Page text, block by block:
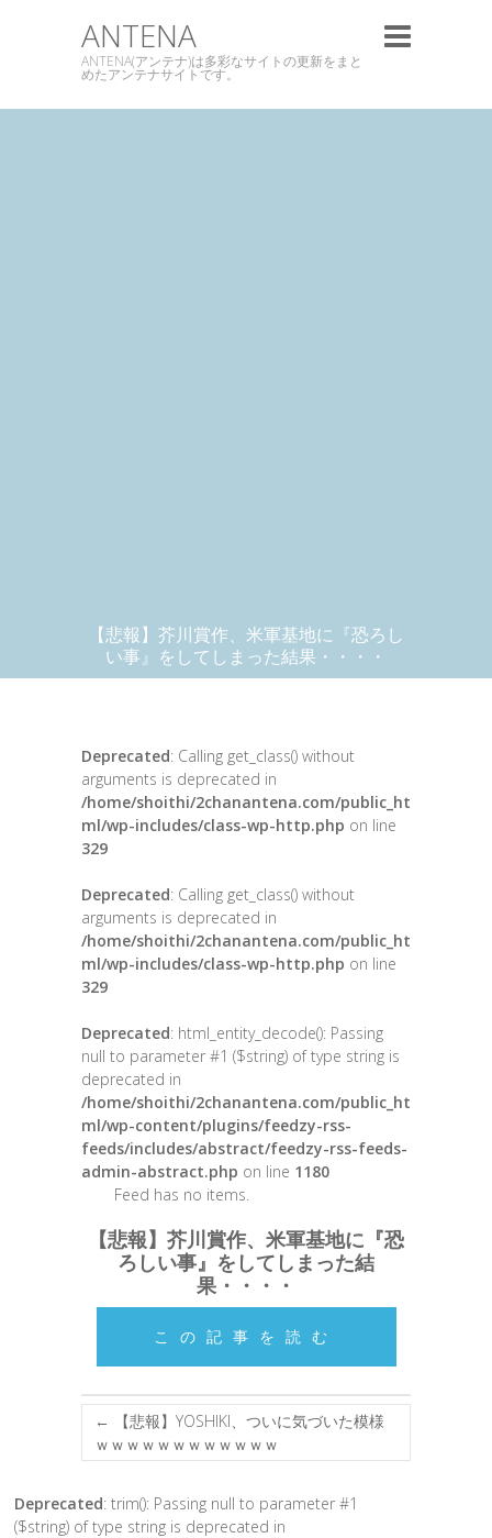
ANTENA
ANTENA(アンテナ)は多彩なサイトの更新をまと
めたアンテナサイトです。
【悲報】芥川賞作、米軍基地に『恐ろし
い事』をしてしまった結果・・・・
Deprecated: Calling get_class() without
arguments is deprecated in
/home/shoithi/2chanantena.com/public_ht
ml/wp-includes/class-wp-http.php on line
329
Deprecated: Calling get_class() without
arguments is deprecated in
/home/shoithi/2chanantena.com/public_ht
ml/wp-includes/class-wp-http.php on line
329
Deprecated: html_entity_decode(): Passing
null to parameter #1 ($string) of type string is
deprecated in
/home/shoithi/2chanantena.com/public_ht
ml/wp-content/plugins/feedzy-rss-
feeds/includes/abstract/feedzy-rss-feeds-
admin-abstract.php on line 1180
Feed has no items.
【悲報】芥川賞作、米軍基地に『恐
ろしい事』をしてしまった結
果・・・・
この記事を読む
←
【悲報】YOSHIKI、ついに気づいた模様
ｗｗｗｗｗｗｗｗｗｗｗｗ
Deprecated: trim(): Passing null to parameter #1
($string) of type string is deprecated in